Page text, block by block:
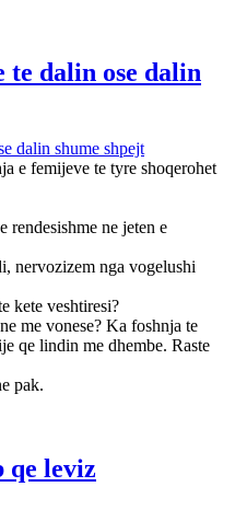
te dalin ose dalin
e femijeve te tyre shoqerohet
rendesishme ne jeten e
nervozizem nga vogelushi
kete veshtiresi?
me vonese? Ka foshnja te
qe lindin me dhembe. Raste
pak.
qe leviz